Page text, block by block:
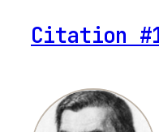
Citation